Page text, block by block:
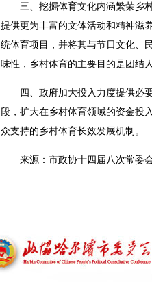
三、挖掘体育文化内涵繁荣乡村
提供更为丰富的文体活动和精神滋
统体育项目，并将其与节日文化、
味性，乡村体育的主要目的是团结
四、政府加大投入力度提供必要
段，扩大在乡村体育领域的资金投
众支持的乡村体育长效发展机制。
来源：市政协十四届八次常委